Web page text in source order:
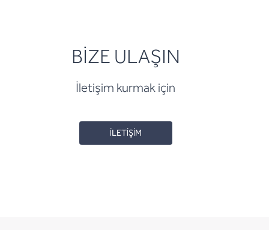
BİZE ULAŞIN
İletişim kurmak için
İLETİŞİM